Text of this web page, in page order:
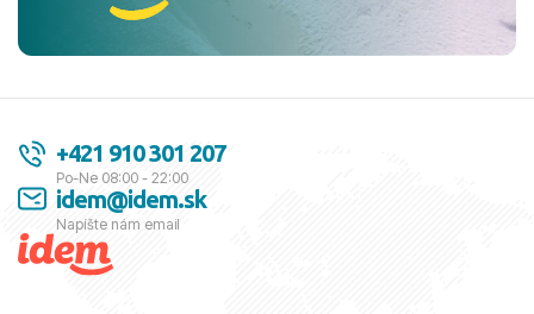
+421 910 301 207
Po-Ne 08:00 - 22:00
idem@idem.sk
Napíšte nám email